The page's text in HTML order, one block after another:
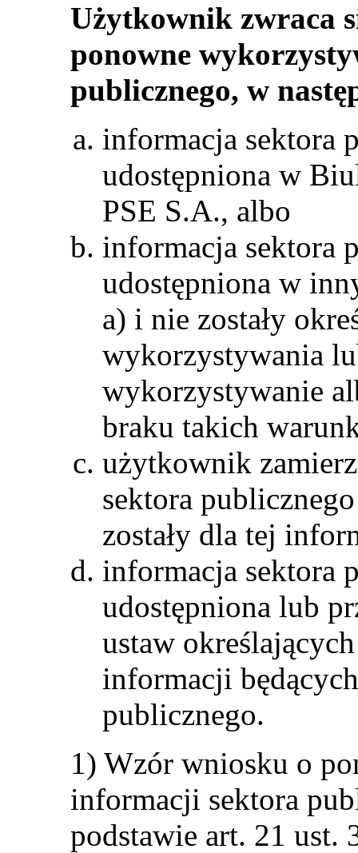
Użytkownik zwraca
ponowne
publicznego, w
informacja sektora
udostępniona w
PSE S.A., albo
informacja sektora
udostępniona w
a) i nie zostały
wykorzystywania
wykorzystywanie
braku takich
użytkownik
sektora
zostały dla tej
informacja sektora
udostępniona lub
ustaw
informacji
publicznego.
1) Wzór wniosku o
informacji sektora
podstawie art. 21 ust.